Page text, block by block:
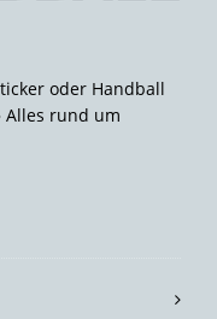
oder Handball
Alles rund um